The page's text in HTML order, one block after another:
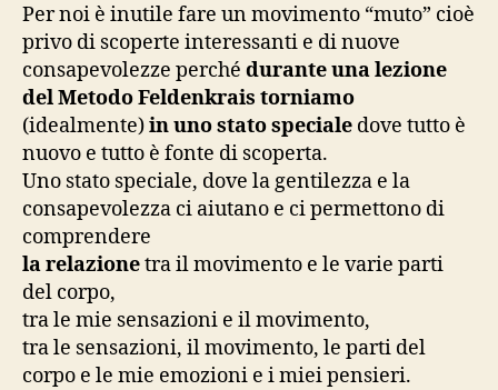
Per noi è inutile fare un movimento “muto” cioè
privo di scoperte interessanti e di nuove
consapevolezze perché durante una lezione
del Metodo Feldenkrais torniamo
(idealmente)in uno stato speciale dove tutto è
nuovo e tutto è fonte di scoperta.
Uno stato speciale, dove la gentilezza e la
consapevolezza ci aiutano e ci permettono di
comprendere
la relazionetra il movimento e le varie parti
del corpo,
tra le mie sensazioni e il movimento,
tra le sensazioni, il movimento, le parti del
corpo e le mie emozioni e i miei pensieri.